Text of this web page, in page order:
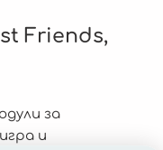
Friends,
за
и